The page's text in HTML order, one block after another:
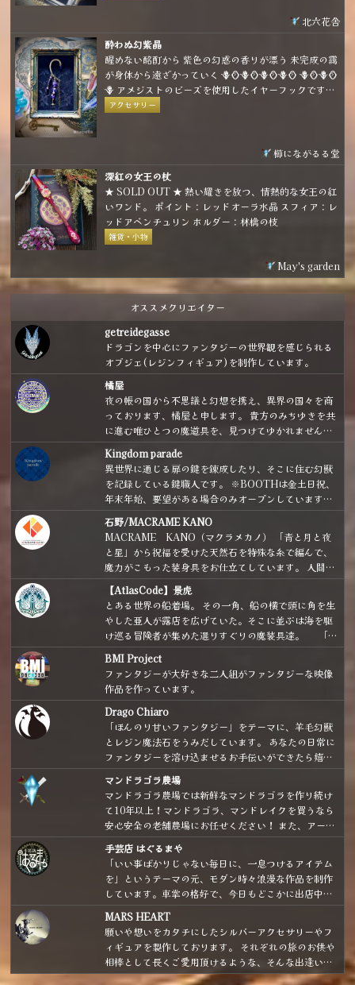
北六花舎
酔わぬ幻紫晶
醒めない酩酊から 紫色の幻惑の香りが漂う 未完成の靄
が身体から遠ざかっていく 🪻🪞🪻🪞🪻🪞🪻🪞 🪻🪞🪻🪞
🪻 アメジストのビーズを使用したイヤーフックです。
パープルとゴールドの組み合わせで煌びやかな雰囲気
アクセサリー
櫛にながるる堂
深紅の女王の杖
★ SOLD OUT ★ 熱い耀きを放つ、情熱的な女王の紅
いワンド。 ポイント：レッドオーラ水晶 スフィア：レ
ッドアベンチュリン ホルダー：林檎の枝
雑貨・小物
May's garden
オススメクリエイター
getreidegasse
ドラゴンを中心にファンタジーの世界観を感じられる
オブジェ(レジンフィギュア)を制作しています。
橘屋
夜の帳の国から不思議と幻想を携え、異界の国々を商
っております、橘屋と申します。 貴方のみちゆきを共
に進む唯ひとつの魔道具を、見つけてゆかれません
か。
Kingdom parade
異世界に通じる扉の鍵を錬成したり、そこに住む幻獣
を記録している鍵職人です。 ※BOOTHは金土日祝、
年末年始、要望がある場合のみオープンしています。
※実店舗に委託している作品も掲載しています。
石野/MACRAME KANO
MACRAME KANO（マクラメカノ） 「青と月と夜
と星」から祝福を受けた天然石を特殊な糸で編んで、
魔力がこもった装身具をお仕立てしています。 人間界
で隠れ魔女・魔法使いとして生活している方へ向け
て、普通の人がパッと見て「魔法使いだ」と分かりに
くいような、魔女さん、魔法使いさんのための装身具
をお届けしております。日常使いしやすいカジュアル
シンプルなデザインがメインです。 お家でぼっちアフ
タヌーンティーが趣味です。赤い屋根の海の見える高
台にアトリエを構えるのが夢です。 （補足：店主、ポ
ポクロ、FF6、クロノ、テイルズ、ドラクエで育ちま
した。）
【AtlasCode】景虎
とある世界の船着場。 その一角、船の横で頭に角を生
やした亜人が露店を広げていた。そこに並ぶは海を駆
け巡る冒険者が集めた選りすぐりの魔装具達。 「や
ぁやぁいらっしゃい！ 船長が集めた道具、ちょっと癖
が強いものもあるけど、ぜひ見ていってよ！ 道具の方
から気に入られちゃったらごめんね！！」
BMI Project
ファンタジーが大好きな二人組がファンタジーな映像
作品を作っています。
Drago Chiaro
「ほんのり甘いファンタジー」をテーマに、羊毛幻獣
とレジン魔法石をうみだしています。 あなたの日常に
ファンタジーを溶け込ませるお手伝いができたら嬉し
いです。
マンドラゴラ農場
マンドラゴラ農場では新鮮なマンドラゴラを作り続け
て10年以上！マンドラゴラ、マンドレイクを買うなら
安心安全の老舗農場にお任せください！ また、アート
ドールや魔法の小瓶など様々な魔法雑貨も取り扱いあ
り。よろしくおねがいします。
手芸店 はぐるまや
「いい事ばかりじゃない毎日に、一息つけるアイテム
を」というテーマの元、モダン時々浪漫な作品を制作
しています。車掌の格好で、今日もどこかに出店中。
気分は「銀河鉄道を駆り、星々をめぐりながら商いを
する魔法雑貨商」です。
MARS HEART
願いや想いをカタチにしたシルバーアクセサリーやフ
ィギュアを製作しております。 それぞれの旅のお供や
相棒として長くご愛用頂けるような、そんな出逢いと
なれたら嬉しいです！